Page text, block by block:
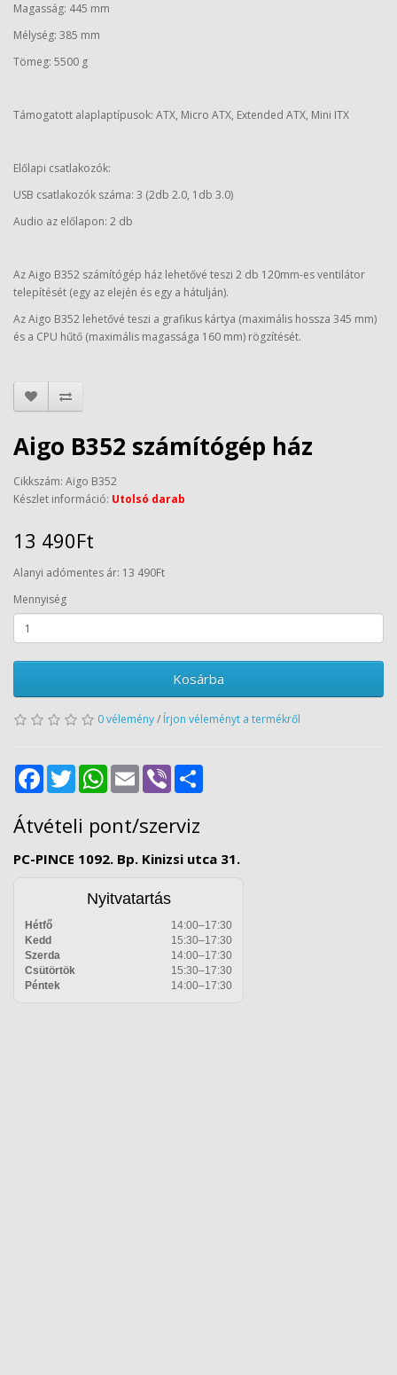
Magasság: 445 mm
Mélység: 385 mm
Tömeg: 5500 g
Támogatott alaplaptípusok: ATX, Micro ATX, Extended ATX, Mini ITX
Előlapi csatlakozók:
USB csatlakozók száma: 3 (2db 2.0, 1db 3.0)
Audio az előlapon: 2 db
Az Aigo B352 számítógép ház lehetővé teszi 2 db 120mm-es ventilátor
telepítését (egy az elején és egy a hátulján).
Az Aigo B352 lehetővé teszi a grafikus kártya (maximális hossza 345 mm)
és a CPU hűtő (maximális magassága 160 mm) rögzítését.
Aigo B352 számítógép ház
Cikkszám: Aigo B352
Készlet információ: Utolsó darab
13 490Ft
Alanyi adómentes ár: 13 490Ft
Mennyiség
Kosárba
0 vélemény/ Írjon véleményt a termékről
FacebookTwitter WhatsApp
Email Viber
Átvételi pont/szerviz
PC-PINCE 1092. Bp. Kinizsi utca 31.
Nyitvatartás
Hétfő
14:00–17:30
Kedd
15:30–17:30
Szerda
14:00–17:30
Csütörtök
15:30–17:30
Péntek
14:00–17:30